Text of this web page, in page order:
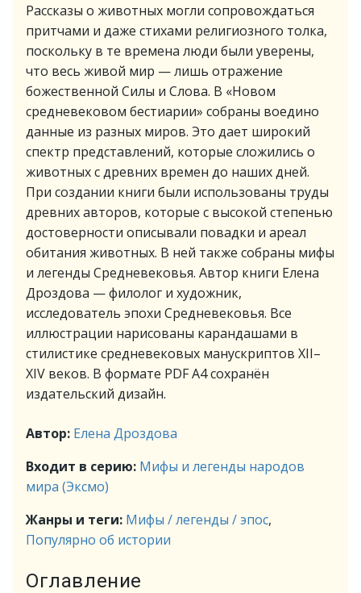
Рассказы о животных могли сопровождаться
притчами и даже стихами религиозного толка,
поскольку в те времена люди были уверены,
что весь живой мир — лишь отражение
божественной Силы и Слова. В «Новом
средневековом бестиарии» собраны воедино
данные из разных миров. Это дает широкий
спектр представлений, которые сложились о
животных с древних времен до наших дней.
При создании книги были использованы труды
древних авторов, которые с высокой степенью
достоверности описывали повадки и ареал
обитания животных. В ней также собраны мифы
и легенды Средневековья. Автор книги Елена
Дроздова — филолог и художник,
исследователь эпохи Средневековья. Все
иллюстрации нарисованы карандашами в
стилистике средневековых манускриптов XII–
XIV веков. В формате PDF A4 сохранён
издательский дизайн.
Автор: Елена Дроздова
Входит в серию: Мифы и легенды народов
мира (Эксмо)
Жанры и теги: Мифы / легенды / эпос,
Популярно об истории
Оглавление